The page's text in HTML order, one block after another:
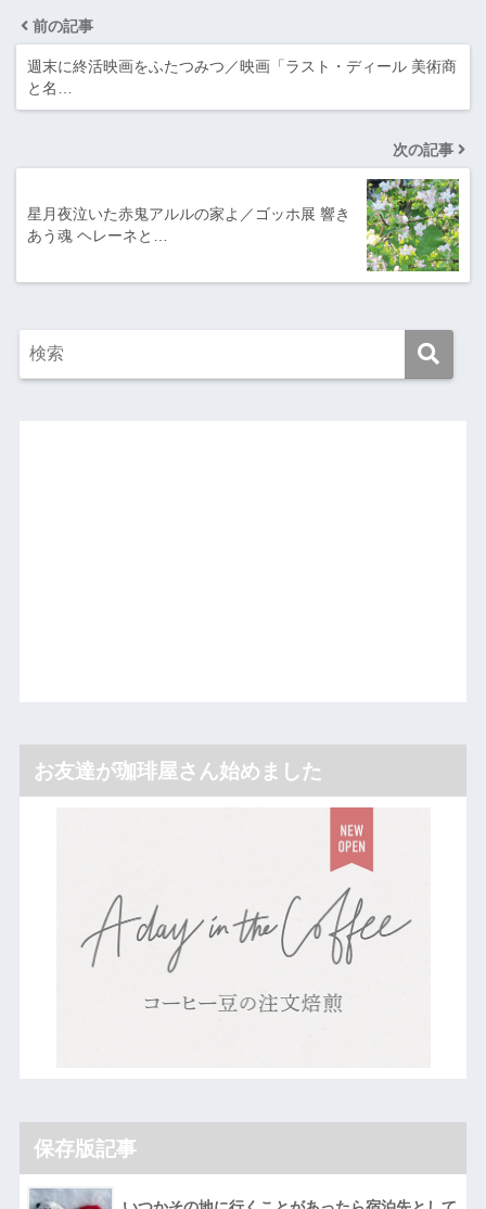
前の記事
週末に終活映画をふたつみつ／映画「ラスト・ディール 美術商
と名…
次の記事
星月夜泣いた赤鬼アルルの家よ／ゴッホ展 響き
あう魂 ヘレーネと…
お友達が珈琲屋さん始めました
保存版記事